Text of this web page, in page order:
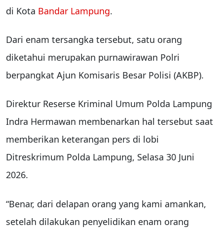
di Kota Bandar Lampung.
Dari enam tersangka tersebut, satu orang
diketahui merupakan purnawirawan Polri
berpangkat Ajun Komisaris Besar Polisi (AKBP).
Direktur Reserse Kriminal Umum Polda Lampung
Indra Hermawan membenarkan hal tersebut saat
memberikan keterangan pers di lobi
Ditreskrimum Polda Lampung, Selasa 30 Juni
2026.
“Benar, dari delapan orang yang kami amankan,
setelah dilakukan penyelidikan enam orang